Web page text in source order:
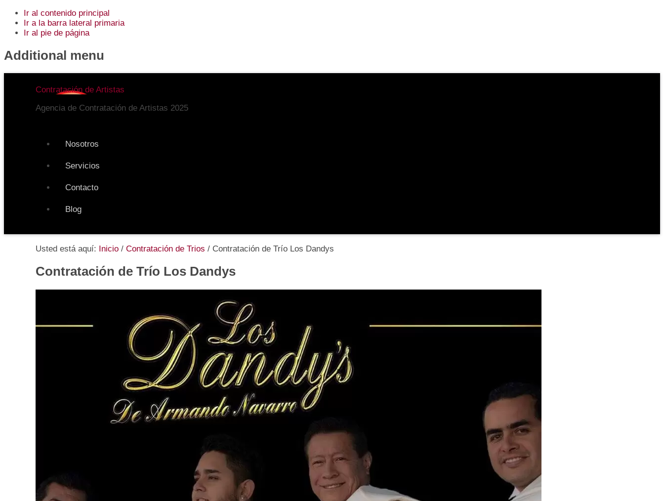
Ir al contenido principal
Ir a la barra lateral primaria
Ir al pie de página
Additional menu
Contratación de Artistas
Agencia de Contratación de Artistas 2025
Nosotros
Servicios
Contacto
Blog
Usted está aquí: Inicio / Contratación de Trios / Contratación de Trío Los Dandys
Contratación de Trío Los Dandys